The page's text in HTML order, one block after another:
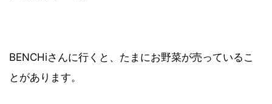
BENCHiさんに行くと、たまにお野菜が売っているこ
とがあります。